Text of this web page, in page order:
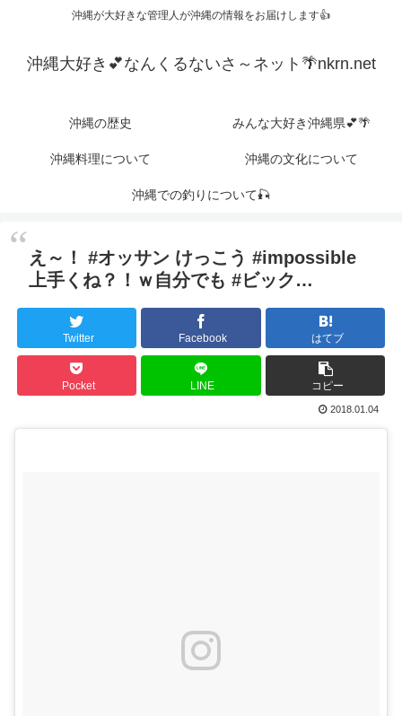
沖縄が大好きな管理人が沖縄の情報をお届けします👍
沖縄大好き💕なんくるないさ～ネット🌴nkrn.net
沖縄の歴史 みんな大好き沖縄県💕🌴
沖縄料理について 沖縄の文化について
沖縄での釣りについて🎣
え～！ #オッサン けっこう #impossible
上手くね？！ｗ自分でも #ビック…
Twitter Facebook はてブ
Pocket LINE コピー
2018.01.04